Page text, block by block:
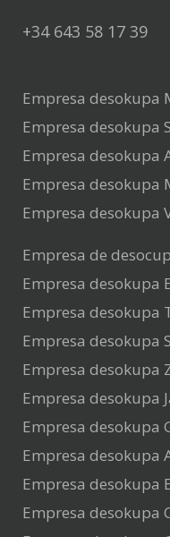
+34 643 58 17 39
Empresa desokupa
Empresa desokupa
Empresa desokupa
Empresa desokupa
Empresa desokupa
Empresa de
Empresa desokupa
Empresa desokupa
Empresa desokupa
Empresa desokupa
Empresa desokupa
Empresa desokupa
Empresa desokupa
Empresa desokupa
Empresa desokupa